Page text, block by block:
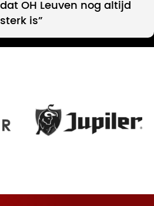
dat OH Leuven nog altijd
sterk is”